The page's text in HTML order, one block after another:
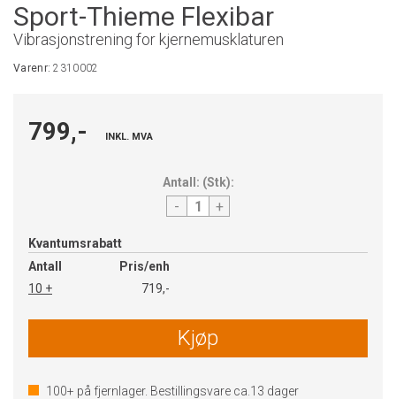
Sport-Thieme Flexibar
Vibrasjonstrening for kjernemusklaturen
Varenr:2310002
799,- INKL. MVA
Antall: (Stk):
- +
Kvantumsrabatt
Antall
Pris/enh
10 +
719,-
Kjøp
100+ på fjernlager. Bestillingsvare ca. 13 dager